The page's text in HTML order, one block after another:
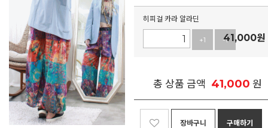
히피걸 카라 알라딘
+1 -1
41,000원
총 상품 금액 41,000 원
장바구니 구매하기